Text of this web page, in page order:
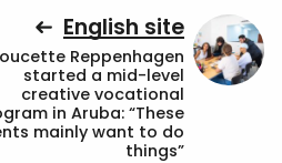
English site
Reppenhagen
started a mid-level
creative vocational
in Aruba: “These
mainly want to do
things”